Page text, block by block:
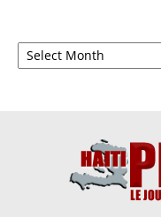
Archives